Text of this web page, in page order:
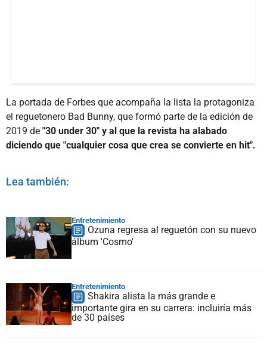
La portada de Forbes que acompaña la lista la protagoniza
el reguetonero Bad Bunny, que formó parte de la edición de
2019 de "30 under 30" y al que la revista ha alabado
diciendo que "cualquier cosa que crea se convierte en hit".
Lea también:
Entretenimiento
Ozuna regresa al reguetón con su nuevo
álbum 'Cosmo'
Entretenimiento
Shakira alista la más grande e
importante gira en su carrera: incluiría más
de 30 países